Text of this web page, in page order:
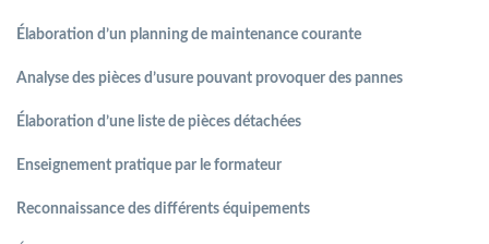
Élaboration d’un planning de maintenance courante
Analyse des pièces d’usure pouvant provoquer des pannes
Élaboration d’une liste de pièces détachées
Enseignement pratique par le formateur
Reconnaissance des différents équipements